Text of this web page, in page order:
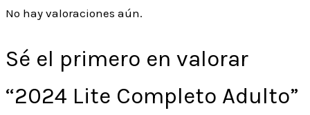
No hay valoraciones aún.
Sé el primero en valorar
“2024 Lite Completo Adulto”